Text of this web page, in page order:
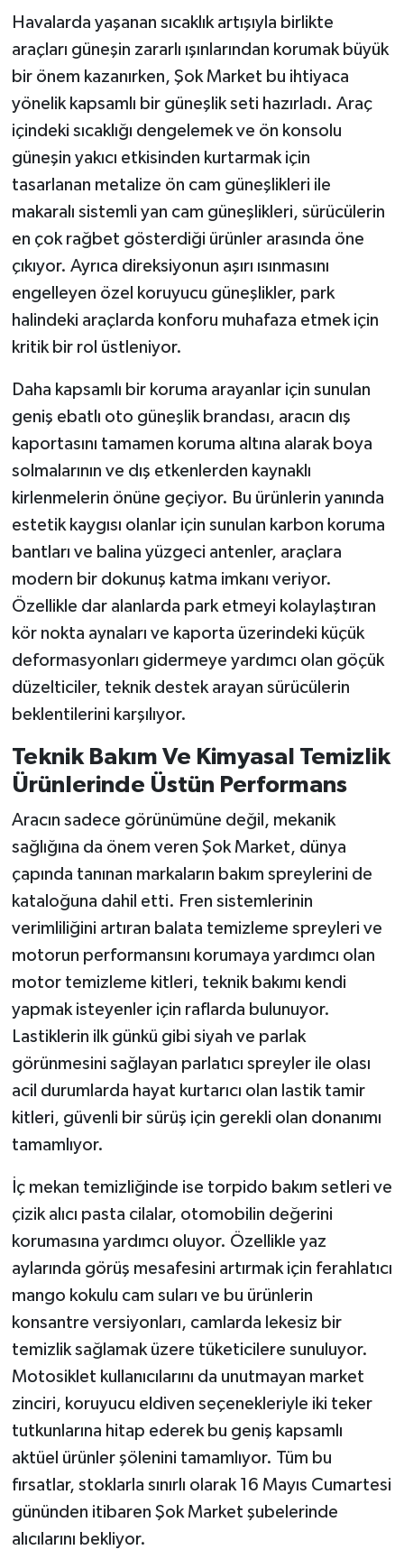
Havalarda yaşanan sıcaklık artışıyla birlikte
araçları güneşin zararlı ışınlarından korumak büyük
bir önem kazanırken, Şok Market bu ihtiyaca
yönelik kapsamlı bir güneşlik seti hazırladı. Araç
içindeki sıcaklığı dengelemek ve ön konsolu
güneşin yakıcı etkisinden kurtarmak için
tasarlanan metalize ön cam güneşlikleri ile
makaralı sistemli yan cam güneşlikleri, sürücülerin
en çok rağbet gösterdiği ürünler arasında öne
çıkıyor. Ayrıca direksiyonun aşırı ısınmasını
engelleyen özel koruyucu güneşlikler, park
halindeki araçlarda konforu muhafaza etmek için
kritik bir rol üstleniyor.
Daha kapsamlı bir koruma arayanlar için sunulan
geniş ebatlı oto güneşlik brandası, aracın dış
kaportasını tamamen koruma altına alarak boya
solmalarının ve dış etkenlerden kaynaklı
kirlenmelerin önüne geçiyor. Bu ürünlerin yanında
estetik kaygısı olanlar için sunulan karbon koruma
bantları ve balina yüzgeci antenler, araçlara
modern bir dokunuş katma imkanı veriyor.
Özellikle dar alanlarda park etmeyi kolaylaştıran
kör nokta aynaları ve kaporta üzerindeki küçük
deformasyonları gidermeye yardımcı olan göçük
düzelticiler, teknik destek arayan sürücülerin
beklentilerini karşılıyor.
Teknik Bakım Ve Kimyasal Temizlik
Ürünlerinde Üstün Performans
Aracın sadece görünümüne değil, mekanik
sağlığına da önem veren Şok Market, dünya
çapında tanınan markaların bakım spreylerini de
kataloğuna dahil etti. Fren sistemlerinin
verimliliğini artıran balata temizleme spreyleri ve
motorun performansını korumaya yardımcı olan
motor temizleme kitleri, teknik bakımı kendi
yapmak isteyenler için raflarda bulunuyor.
Lastiklerin ilk günkü gibi siyah ve parlak
görünmesini sağlayan parlatıcı spreyler ile olası
acil durumlarda hayat kurtarıcı olan lastik tamir
kitleri, güvenli bir sürüş için gerekli olan donanımı
tamamlıyor.
İç mekan temizliğinde ise torpido bakım setleri ve
çizik alıcı pasta cilalar, otomobilin değerini
korumasına yardımcı oluyor. Özellikle yaz
aylarında görüş mesafesini artırmak için ferahlatıcı
mango kokulu cam suları ve bu ürünlerin
konsantre versiyonları, camlarda lekesiz bir
temizlik sağlamak üzere tüketicilere sunuluyor.
Motosiklet kullanıcılarını da unutmayan market
zinciri, koruyucu eldiven seçenekleriyle iki teker
tutkunlarına hitap ederek bu geniş kapsamlı
aktüel ürünler şölenini tamamlıyor. Tüm bu
fırsatlar, stoklarla sınırlı olarak 16 Mayıs Cumartesi
gününden itibaren Şok Market şubelerinde
alıcılarını bekliyor.